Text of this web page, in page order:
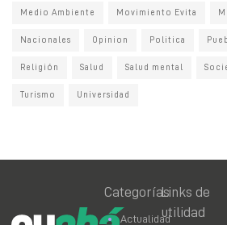
Medio Ambiente Movimiento Evita
Nacionales Opinion Politica
Religión Salud Salud mental
Turismo Universidad
Categorías
Actualidad
Links de
utilidad